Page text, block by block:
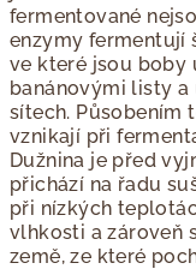
fermentované
enzymy fermentují
ve které jsou boby
banánovými listy a
sítech. Působením
vznikají při
Dužnina je před
přichází na řadu
při nízkých
vlhkosti a zároveň
země, ze které